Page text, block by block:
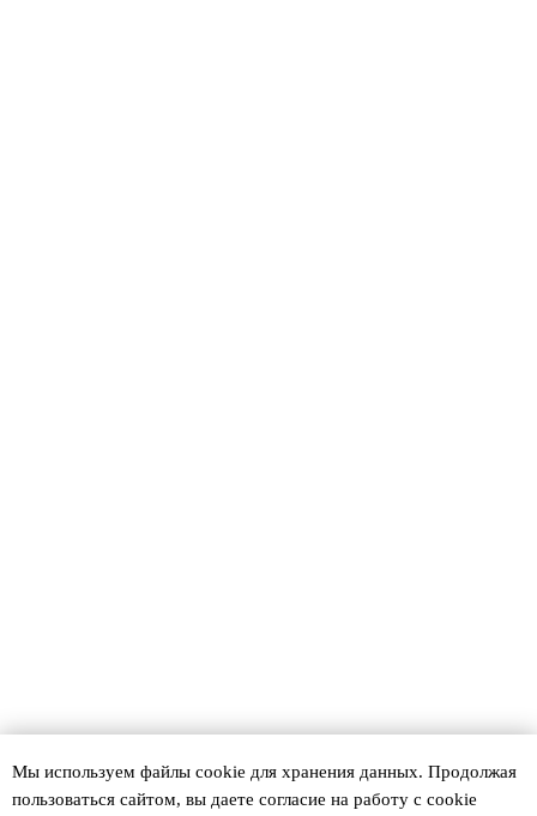
Мы используем файлы сookie для хранения данных. Продолжая
пользоваться сайтом, вы даете согласие на работу с cookie